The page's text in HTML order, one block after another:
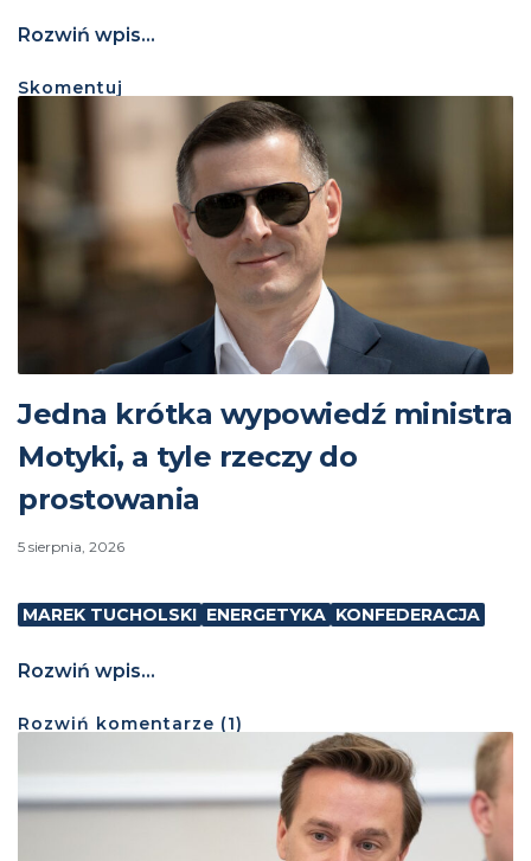
Rozwiń wpis...
Skomentuj
Jedna krótka wypowiedź ministra
Motyki, a tyle rzeczy do
prostowania
5 sierpnia, 2026
MAREK TUCHOLSKI ENERGETYKA KONFEDERACJA
Rozwiń wpis...
Rozwiń komentarze (1)